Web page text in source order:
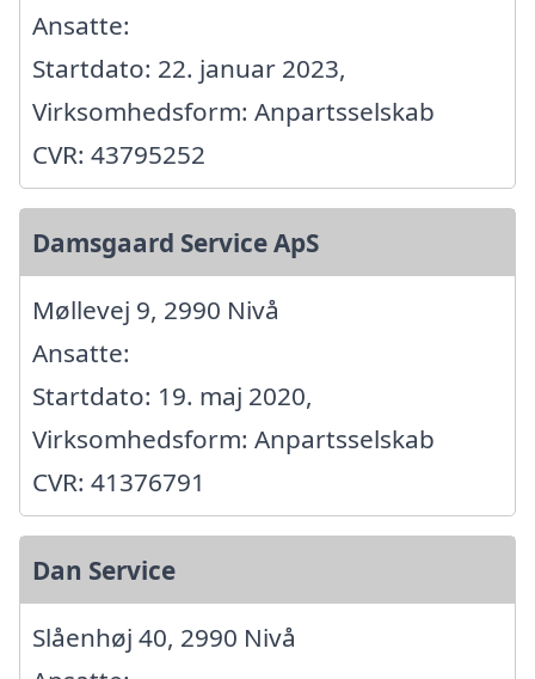
Ansatte:
Startdato: 22. januar 2023,
Virksomhedsform: Anpartsselskab
CVR: 43795252
Damsgaard Service ApS
Møllevej 9, 2990 Nivå
Ansatte:
Startdato: 19. maj 2020,
Virksomhedsform: Anpartsselskab
CVR: 41376791
Dan Service
Slåenhøj 40, 2990 Nivå